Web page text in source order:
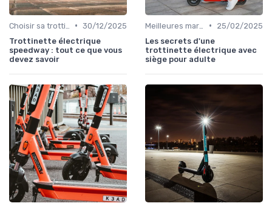
• 30/12/2025
Trottinette électrique
speedway : tout ce que vous
devez savoir
•
25/02/2025
Les secrets d'une
trottinette électrique avec
siège pour adulte